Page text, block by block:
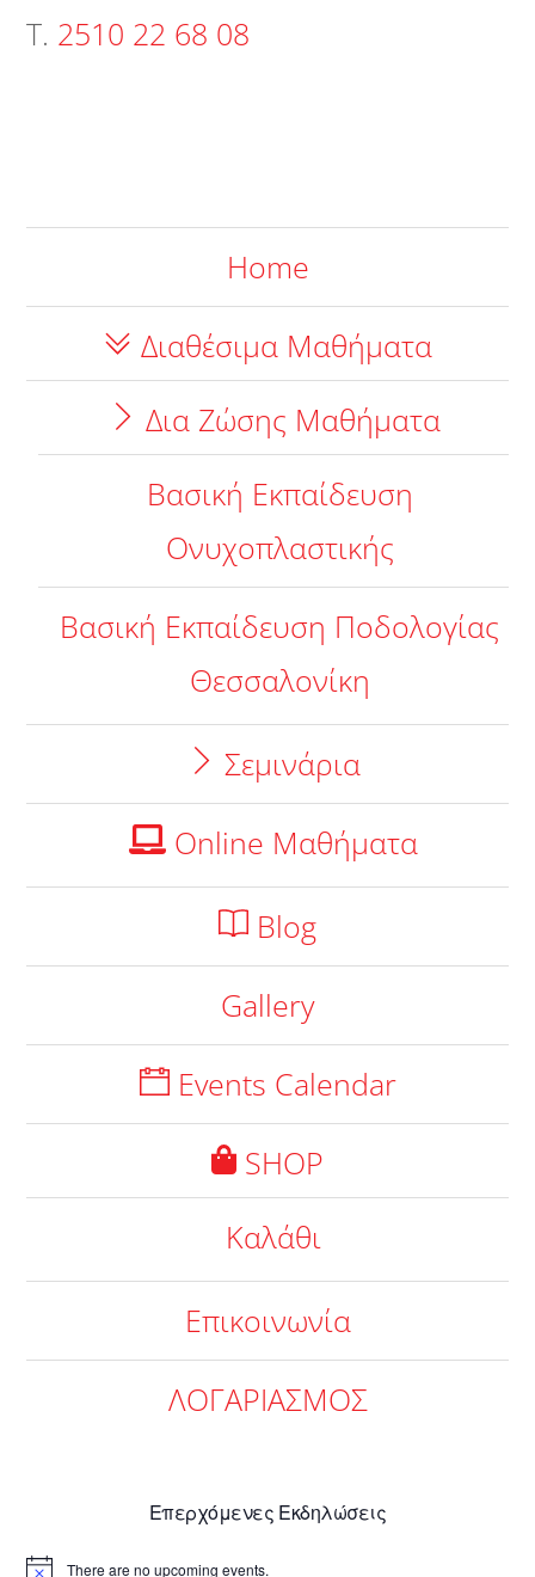
Τ. 2510 22 68 08
Home
Διαθέσιμα Μαθήματα
Δια Ζώσης Μαθήματα
Βασική Εκπαίδευση
Ονυχοπλαστικής
Βασική Εκπαίδευση Ποδολογίας
Θεσσαλονίκη
Σεμινάρια
Online Μαθήματα
Blog
Gallery
Events Calendar
SHOP
Καλάθι
Επικοινωνία
ΛΟΓΑΡΙΑΣΜΟΣ
Επερχόμενες Εκδηλώσεις
There are no upcoming events.